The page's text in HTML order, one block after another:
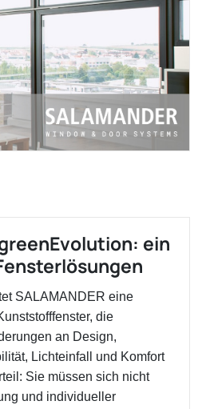
ein
SALAMANDER eine
die
an Design,
Lichteinfall und Komfort
Sie müssen sich nicht
und individueller